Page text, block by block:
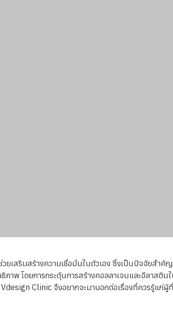
สริมสร้างความเชื่อมั่นในตัวเอง ซึ่งเป็นปัจจัยสำ
าพ โดยการกระตุ้นการสร้างคอลลาเจนและอีลาสติน
Clinic จึงอยากจะมาบอกต่อเรื่องที่ควรรู้แก่